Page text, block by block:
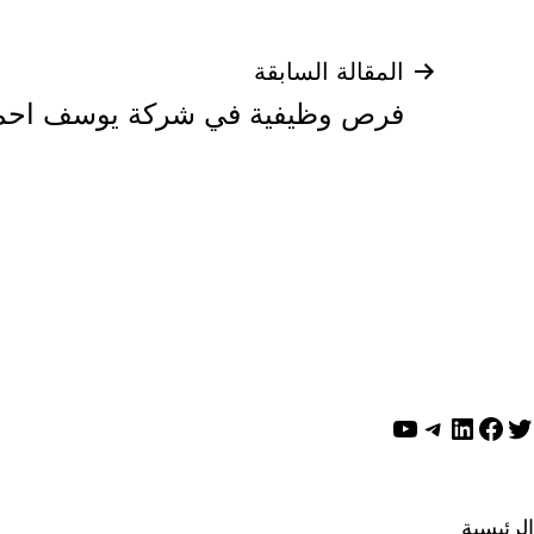
تصفّح
المقالات
المقالة السابقة
فرص وظيفية في شركة يوسف
تويترفيسبوك
لينكد إن تيليجرام
يوتيوب
الرئيسية